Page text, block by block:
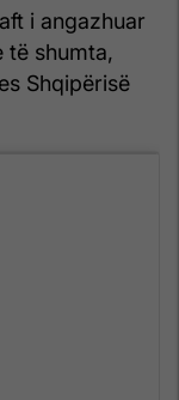
i angazhuar
të shumta,
Shqipërisë